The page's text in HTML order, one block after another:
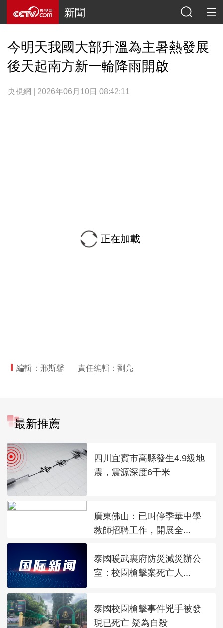
新聞
今明天我國大部升溫為主暑熱發展
後天起南方新一輪降雨開啟
央視網 | 2026年06月10日 08:42:11
正在加載
編輯：邢斯馨 責任編輯：劉亮
最新推薦
四川宜賓市高縣發生4.9級地
震，震源深度6千米
廣東佛山：已叫停季華中學
教師招聘工作，開展全...
泰國暖武裏府防災減災辦公
室：校園槍擊案死亡人...
泰國校園槍擊事件兇手被發
現已死亡 疑為自殺